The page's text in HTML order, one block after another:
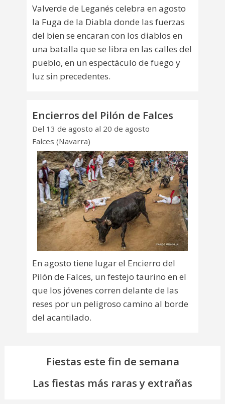
Valverde de Leganés celebra en agosto
la Fuga de la Diabla donde las fuerzas
del bien se encaran con los diablos en
una batalla que se libra en las calles del
pueblo, en un espectáculo de fuego y
luz sin precedentes.
Encierros del Pilón de Falces
Del 13 de agosto al 20 de agosto
Falces (Navarra)
En agosto tiene lugar el Encierro del
Pilón de Falces, un festejo taurino en el
que los jóvenes corren delante de las
reses por un peligroso camino al borde
del acantilado.
Fiestas este fin de semana
Las fiestas más raras y extrañas